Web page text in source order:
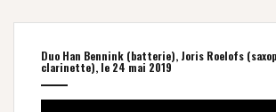
Duo Han Bennink (batterie), Joris Roelofs
clarinette), le 24 mai 2019